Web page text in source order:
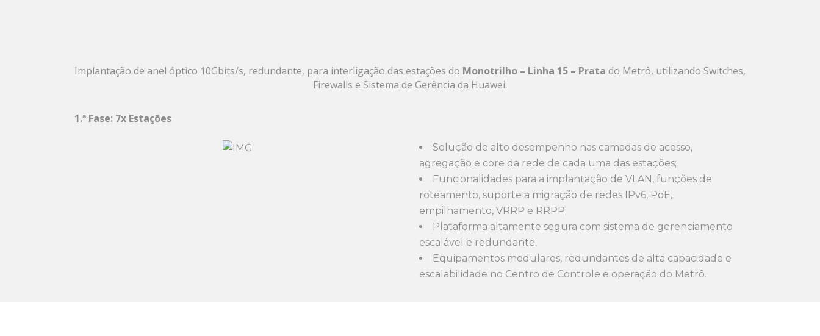
Implantação de anel óptico 10Gbits/s, redundante, para interligação das estações do Monotrilho – Linha 15 – Prata do Metrô, utilizando Switches,
Firewalls e Sistema de Gerência da Huawei.
1.ª Fase: 7x Estações
Solução de alto desempenho nas camadas de acesso,
agregação e core da rede de cada uma das estações;
Funcionalidades para a implantação de VLAN, funções de
roteamento, suporte a migração de redes IPv6, PoE,
empilhamento, VRRP e RRPP;
Plataforma altamente segura com sistema de gerenciamento
escalável e redundante.
Equipamentos modulares, redundantes de alta capacidade e
escalabilidade no Centro de Controle e operação do Metrô.